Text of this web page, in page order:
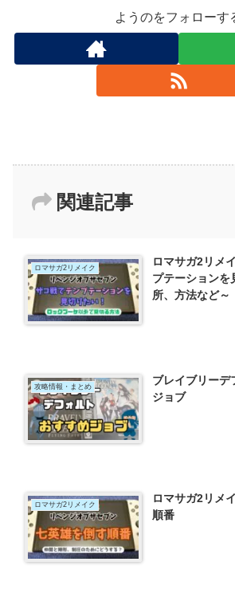
ようのをフォローす
関連記事
ロマサガ2リメイク
ロマサガ2リメ
プテーションを
所、方法など～
攻略情報・まとめ
ブレイブリーデ
ジョブ
ロマサガ2リメイク
ロマサガ2リメ
順番